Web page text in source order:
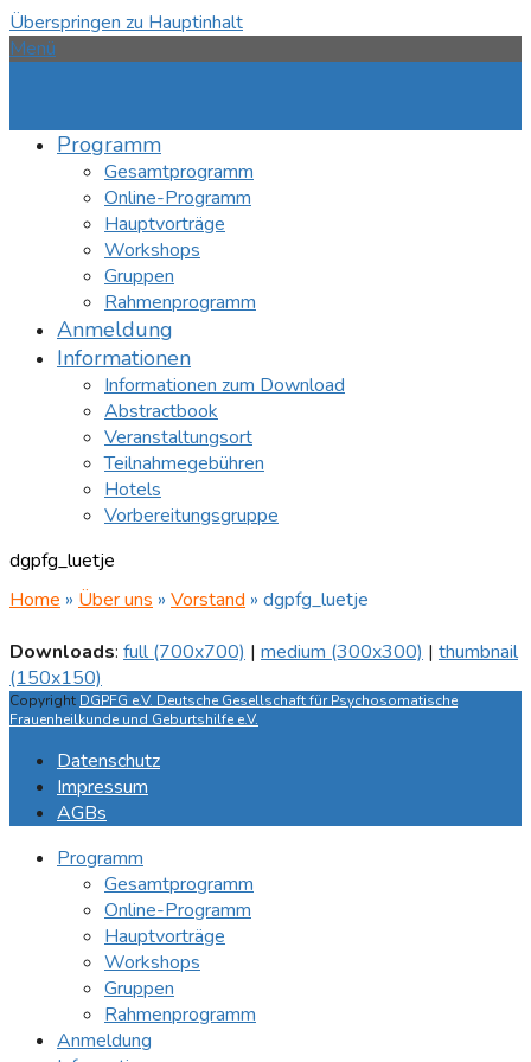
Überspringen zu Hauptinhalt
Menü
Programm
Gesamtprogramm
Online-Programm
Hauptvorträge
Workshops
Gruppen
Rahmenprogramm
Anmeldung
Informationen
Informationen zum Download
Abstractbook
Veranstaltungsort
Teilnahmegebühren
Hotels
Vorbereitungsgruppe
dgpfg_luetje
Home » Über uns » Vorstand » dgpfg_luetje
Downloads: full (700x700) | medium (300x300) | thumbnail
(150x150)
Copyright DGPFG e.V. Deutsche Gesellschaft für Psychosomatische
Frauenheilkunde und Geburtshilfe e.V.
Datenschutz
Impressum
AGBs
Programm
Gesamtprogramm
Online-Programm
Hauptvorträge
Workshops
Gruppen
Rahmenprogramm
Anmeldung